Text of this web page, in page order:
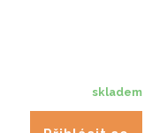
skladem